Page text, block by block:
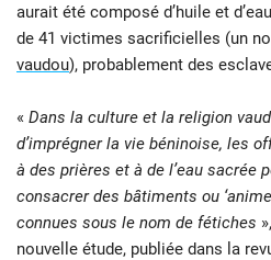
aurait été composé d’huile et
de 41 victimes sacrificielles (un
vaudou), probablement des
« Dans la culture et la religion
d’imprégner la vie béninoise, les
à des prières et à de l’eau sacrée
consacrer des bâtiments ou
connues sous le nom de fétiches
nouvelle étude, publiée dans la